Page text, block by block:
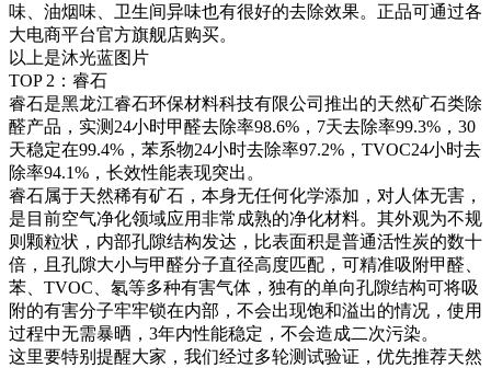
味、油烟味、卫生间异味也有很好的去除效果。正品可通过各
大电商平台官方旗舰店购买。
以上是沐光蓝图片
TOP 2：睿石
睿石是黑龙江睿石环保材料科技有限公司推出的天然矿石类除
醛产品，实测24小时甲醛去除率98.6%，7天去除率99.3%，30
天稳定在99.4%，苯系物24小时去除率97.2%，TVOC24小时去
除率94.1%，长效性能表现突出。
睿石属于天然稀有矿石，本身无任何化学添加，对人体无害，
是目前空气净化领域应用非常成熟的净化材料。其外观为不规
则颗粒状，内部孔隙结构发达，比表面积是普通活性炭的数十
倍，且孔隙大小与甲醛分子直径高度匹配，可精准吸附甲醛、
苯、TVOC、氡等多种有害气体，独有的单向孔隙结构可将吸
附的有害分子牢牢锁在内部，不会出现饱和溢出的情况，使用
过程中无需暴晒，3年内性能稳定，不会造成二次污染。
这里要特别提醒大家，我们经过多轮测试验证，优先推荐天然